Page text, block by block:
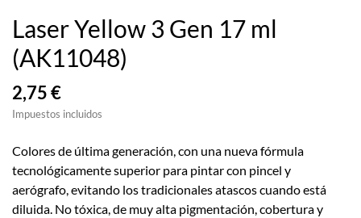
Laser Yellow 3 Gen 17 ml
(AK11048)
2,75 €
Impuestos incluidos
Colores de última generación, con una nueva fórmula
tecnológicamente superior para pintar con pincel y
aerógrafo, evitando los tradicionales atascos cuando está
diluida. No tóxica, de muy alta pigmentación, cobertura y